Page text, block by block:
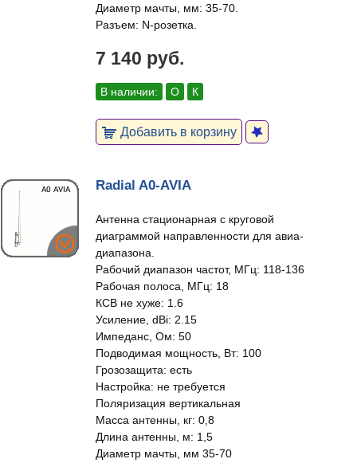
Диаметр мачты, мм: 35-70.
Разъем: N-розетка.
7 140 руб.
В наличии: О К
Добавить в корзину
Radial A0-AVIA
Антенна стационарная с круговой
диаграммой направленности для авиа-
диапазона.
Рабочий диапазон частот, МГц: 118-136
Рабочая полоса, МГц: 18
КСВ не хуже: 1.6
Усиление, dBi: 2.15
Импеданс, Ом: 50
Подводимая мощность, Вт: 100
Грозозащита: есть
Настройка: не требуется
Поляризация вертикальная
Масса антенны, кг: 0,8
Длина антенны, м: 1,5
Диаметр мачты, мм 35-70